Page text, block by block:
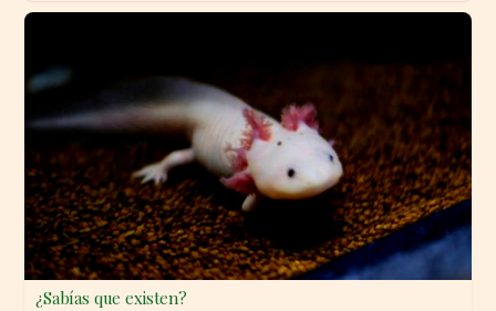
¿Sabías que existen?